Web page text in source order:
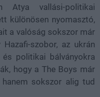
Atya vallási-politikai
különösen nyomasztó,
a valóság sokszor már
szobor, az ukrán
politikai bálványokra
hogy a The Boys már
sokszor alig tud